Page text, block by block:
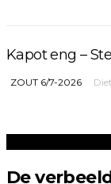
Kapot eng –
ZOUT 6/7-2026
De